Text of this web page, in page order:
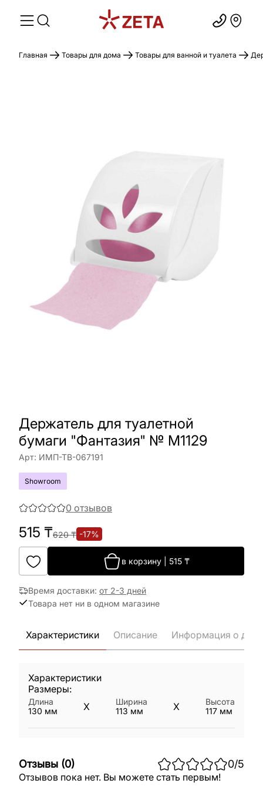
Главная Товары для дома Товары для ванной и туалета
Держатель для туалетной
бумаги "Фантазия" № М1129
Арт: ИМП-ТВ-067191
Showroom
0 отзывов
515 ₸620₸ -17%
в корзину| 515₸
Время доставки: от 2-3 дней
Товара нет ни в одном магазине
Характеристики Описание Информация о
Характеристики
Размеры:
Длина
130 мм X
Ширина
113 мм X
Высота
117 мм
Отзывы (0) 0/5
Отзывов пока нет. Вы можете стать первым!